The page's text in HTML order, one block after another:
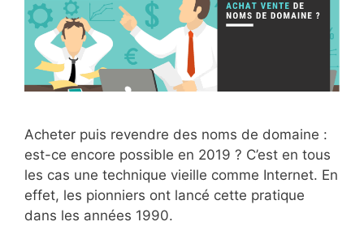
Acheter puis revendre des noms de domaine :
est-ce encore possible en 2019 ? C’est en tous
les cas une technique vieille comme Internet. En
effet, les pionniers ont lancé cette pratique
dans les années 1990.